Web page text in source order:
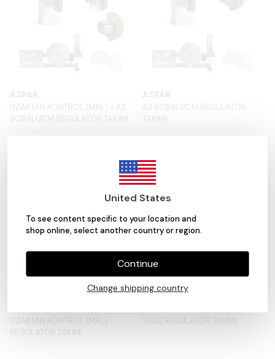
United States
To see content specific to your location and
shop online, select another country or region.
Continue
Change shipping country
ASPAR
UZAKTAN KONTROL (MRL) + A3
BOBİN UCM REGÜLATÖR TAKIMI
FİYATLAR İÇİN GİRİŞ YAPINIZ
ASPAR
A3 BOBİN UCM REGÜLATÖR
TAKIMI
FİYATLAR İÇİN GİRİŞ YAPINIZ
UZAKTAN KONTROL (MRL)
REGÜLATÖR TAKIMI
SADE REGÜLATÖR TAKIMI